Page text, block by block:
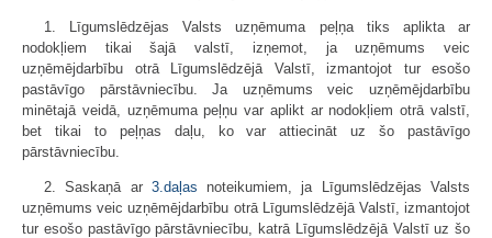
1. Līgumslēdzējas Valsts uzņēmuma peļņa tiks aplikta ar
nodokļiem tikai šajā valstī, izņemot, ja uzņēmums veic
uzņēmējdarbību otrā Līgumslēdzējā Valstī, izmantojot tur esošo
pastāvīgo pārstāvniecību. Ja uzņēmums veic uzņēmējdarbību
minētajā veidā, uzņēmuma peļņu var aplikt ar nodokļiem otrā valstī,
bet tikai to peļņas daļu, ko var attiecināt uz šo pastāvīgo
pārstāvniecību.
2. Saskaņā ar 3.daļas noteikumiem, ja Līgumslēdzējas Valsts
uzņēmums veic uzņēmējdarbību otrā Līgumslēdzējā Valstī, izmantojot
tur esošo pastāvīgo pārstāvniecību, katrā Līgumslēdzējā Valstī uz šo